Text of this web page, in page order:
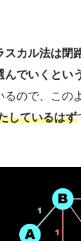
スカル法は閉
んでいくとい
るので、この
しているはず